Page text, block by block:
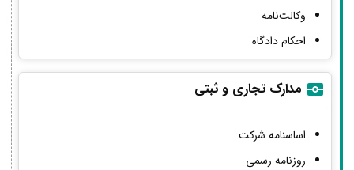
وکالت‌نامه
احکام دادگاه
مدارک تجاری و ثبتی
اساسنامه شرکت
روزنامه رسمی